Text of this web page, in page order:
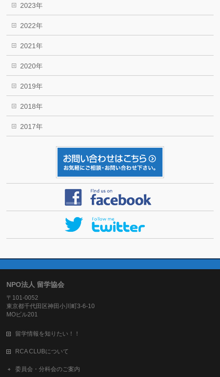
2023年
2022年
2021年
2020年
2019年
2018年
2017年
NPO法人 留学協会
〒101-0052
東京都千代田区神田小川町3-6-10
MOビル201
留学情報を知りたい！！
RCA CLUBについて
委員会・分科会のご案内